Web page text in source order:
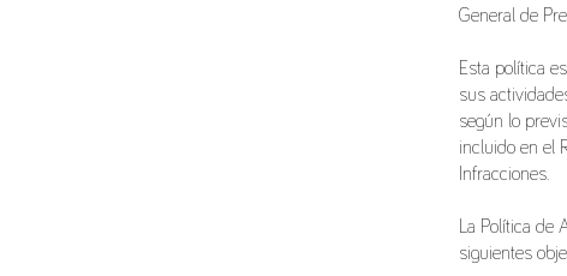
General de
Esta política
sus
según lo
incluido en el
Infracciones.
La Política
siguientes